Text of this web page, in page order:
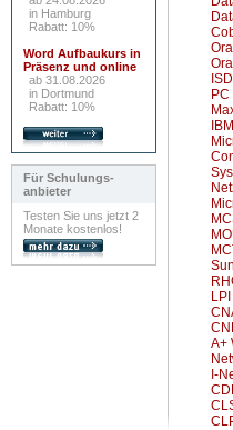
in Hamburg
Rabatt: 10%
Word Aufbaukurs in
Präsenz und online
ab 31.08.2026
in Dortmund
Rabatt: 10%
Für Schulungs-
anbieter
Testen Sie uns jetzt 2
Monate kostenlos!
A+
I-